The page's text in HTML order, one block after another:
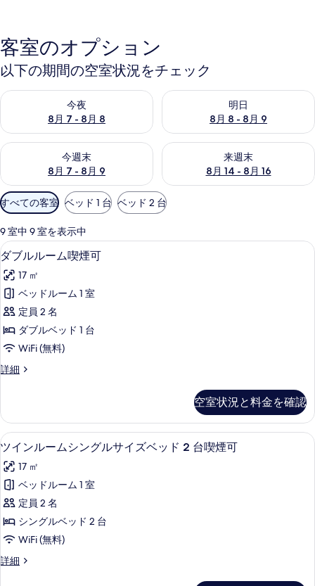
客室のオプション
以下の期間の空室状況をチェック
今夜
8月 7 - 8月 8
今夜 8月 7 - 8月 8 の空室状況をチェック
明日
8月 8 - 8月 9
明日 8月 8 - 8月 9 の空室状況
今週末
8月 7 - 8月 9
今週末 8月 7 - 8月 9 の空室状況をチェック
来週末
8月 14 - 8月 16
来週末 8月 14 - 8月 16 の空室
利
用
可
能
な
客
室
の
り
込
み
すべての客室 ベッド 1 台 ベッド 2 台
9 室中 9 室を表示中
ダ
ブ
ル
ル
ー
ム
煙
の
す
べ
て
の
写
真
を
表
5
ダブルルーム喫煙可
17 ㎡
ベッドルーム 1 室
定員 2 名
ダブルベッド 1 台
WiFi (無料)
詳細
ダ
ー
ム
喫
可
の
詳
細
空室状況と料金を確認
ツ
イ
ン
ル
ー
ム
ン
6
ツインルームシングルサイズベッド 2 台喫煙可
17 ㎡
ベッドルーム 1 室
定員 2 名
シングルベッド 2 台
WiFi (無料)
詳細
ツ